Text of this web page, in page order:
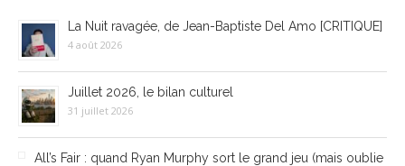
La Nuit ravagée, de Jean-Baptiste Del Amo [CRITIQUE]
4 août 2026
Juillet 2026, le bilan culturel
31 juillet 2026
All’s Fair : quand Ryan Murphy sort le grand jeu (mais oublie